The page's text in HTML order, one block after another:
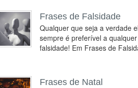
Frases de Falsidade
Qualquer que seja a verdade
sempre é preferível a qualquer
falsidade! Em Frases de
Frases de Natal